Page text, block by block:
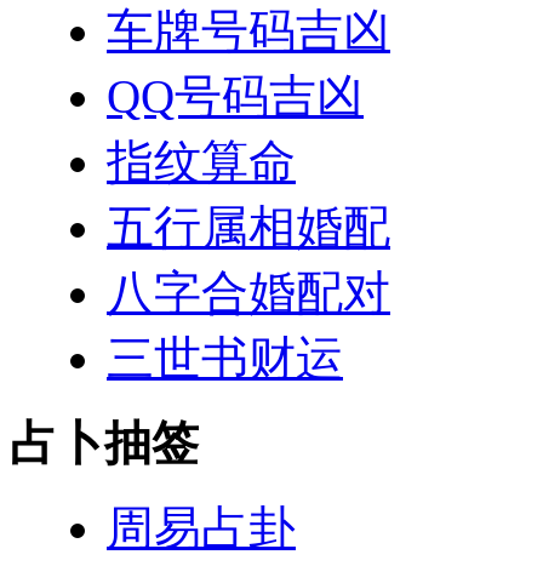
车牌号码吉凶
QQ号码吉凶
指纹算命
五行属相婚配
八字合婚配对
三世书财运
占卜抽签
周易占卦